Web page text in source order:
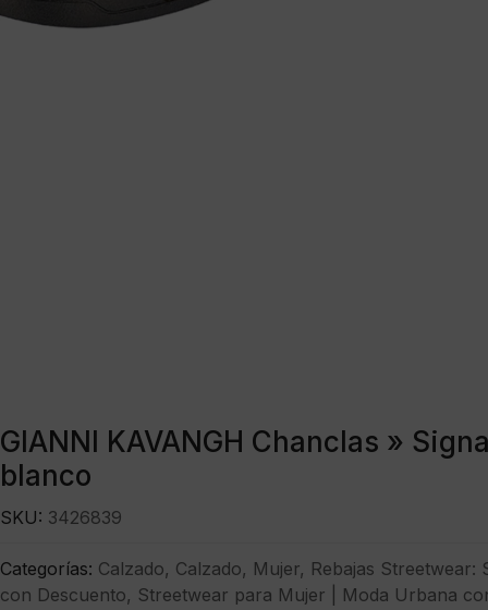
GIANNI KAVANGH Chanclas »
blanco
SKU: 3426839
Categorías: Calzado, Calzado, Mujer, Rebajas Streetwear:
con Descuento, Streetwear para Mujer | Moda Urbana